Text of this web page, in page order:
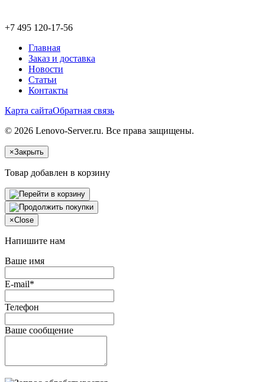
+7 495 120-17-56
Главная
Заказ и доставка
Новости
Статьи
Контакты
Карта сайтаОбратная связь
© 2026 Lenovo-Server.ru. Все права защищены.
×Закрыть
Товар добавлен в корзину
×Close
Напишите нам
Ваше имя
E-mail*
Телефон
Ваше сообщение